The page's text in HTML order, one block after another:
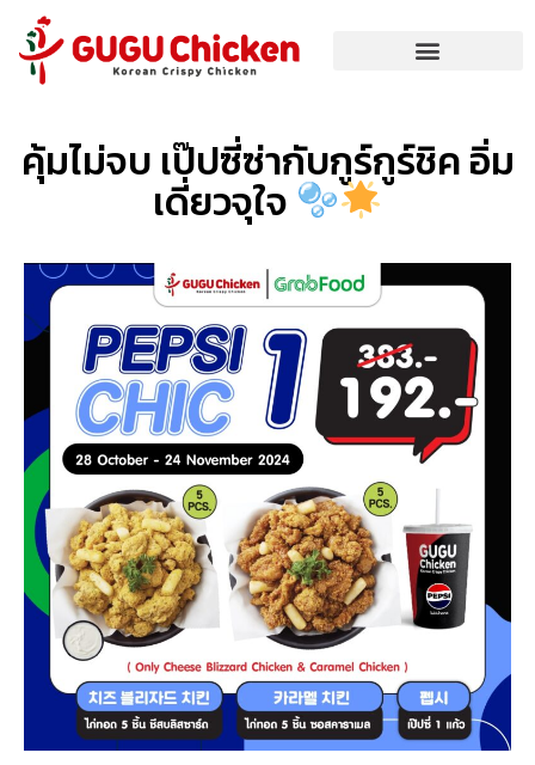
คุ้มไม่จบ เป๊ปซี่ซ่ากับกูร์กูร์ชิค อิ่ม
เดี่ยวจุใจ